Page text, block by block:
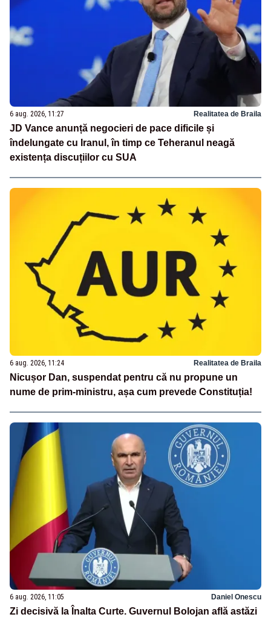
6 aug. 2026, 11:27 Realitatea de Braila
JD Vance anunță negocieri de pace dificile și
îndelungate cu Iranul, în timp ce Teheranul neagă
existența discuțiilor cu SUA
6 aug. 2026, 11:24 Realitatea de Braila
Nicușor Dan, suspendat pentru că nu propune un
nume de prim-ministru, așa cum prevede Constituția!
6 aug. 2026, 11:05 Daniel Onescu
Zi decisivă la Înalta Curte. Guvernul Bolojan află astăzi